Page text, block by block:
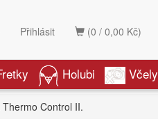
(0 / 0,00 Kč)
Přihlásit
Holubi Včely
Control II.